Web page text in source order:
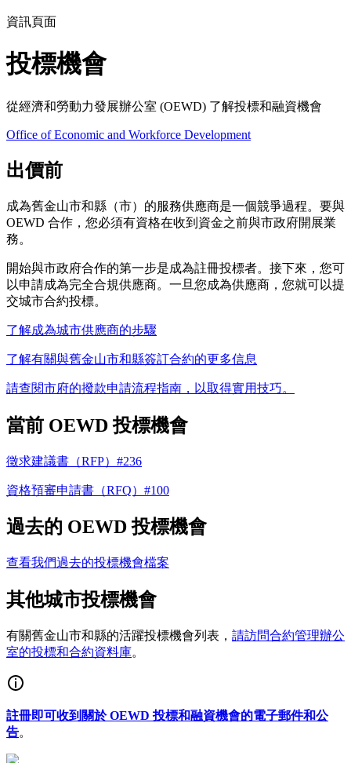
資訊頁面
投標機會
從經濟和勞動力發展辦公室 (OEWD) 了解投標和融資機會
Office of Economic and Workforce Development
出價前
成為舊金山市和縣（市）的服務供應商是一個競爭過程。要與
OEWD 合作，您必須有資格在收到資金之前與市政府開展業
務。
開始與市政府合作的第一步是成為註冊投標者。接下來，您可
以申請成為完全合規供應商。一旦您成為供應商，您就可以提
交城市合約投標。
了解成為城市供應商的步驟
了解有關與舊金山市和縣簽訂合約的更多信息
請查閱市府的撥款申請流程指南，以取得實用技巧。
當前 OEWD 投標機會
徵求建議書（RFP）#236
資格預審申請書（RFQ）#100
過去的 OEWD 投標機會
查看我們過去的投標機會檔案
其他城市投標機會
有關舊金山市和縣的活躍投標機會列表， 請訪問合約管理辦公
室的投標和合約資料庫。
註冊即可收到關於 OEWD 投標和融資機會的電子郵件和公
告。